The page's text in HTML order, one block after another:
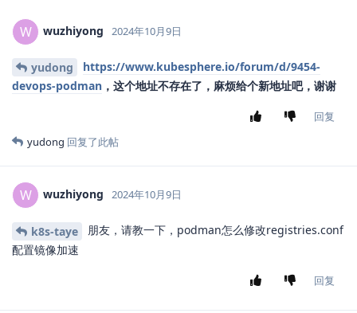
W wuzhiyong 2024年10月9日
yudong
https://www.kubesphere.io/forum/d/9454-
devops-podman ，这个地址不存在了，麻烦给个新地址吧，谢谢
回复
yudong 回复了此帖
W wuzhiyong 2024年10月9日
k8s-taye
朋友，请教一下，podman怎么修改registries.conf
配置镜像加速
回复